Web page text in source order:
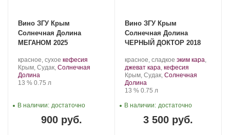
Вино ЗГУ Крым
Солнечная Долина
МЕГАНОМ 2025
Производитель:
Солнечная
Долина.
красное, сухое .
Сорт
кефесия
Регион:
Крым, Судак, Солнечная
Долина
Крепость
13 %. Объем
0.75 л
900 руб.
В наличии: достаточно
Вино ЗГУ Крым
Солнечная Долина
ЧЕРНЫЙ ДОКТОР 2018
Производитель:
Солнечная
Долина.
красное, сладкое .
Сорт
винограда:
эким кара,
джеват кара, кефесия
Регион:
Крым, Судак, Солнечная
Долина
Крепость
13 %. Объем
0.75 л
3 500 руб.
В наличии: достаточно